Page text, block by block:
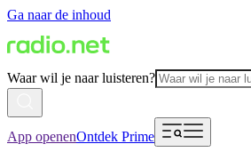
Ga naar de inhoud
Waar wil je naar luisteren?
App openenOntdek Prime